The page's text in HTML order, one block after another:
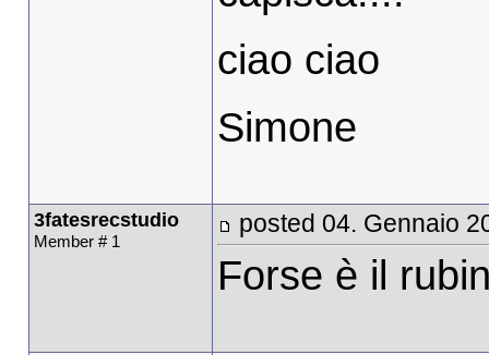
ciao ciao
Simone
3fatesrecstudio
Member # 1
posted 04. Gennaio
Forse è il